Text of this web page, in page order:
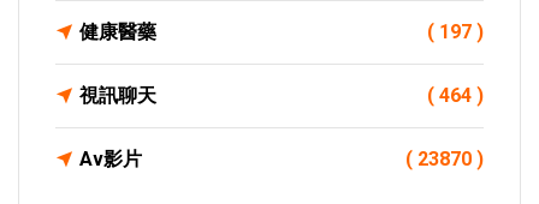
健康醫藥 ( 197 )
視訊聊天 ( 464 )
Av影片 ( 23870 )